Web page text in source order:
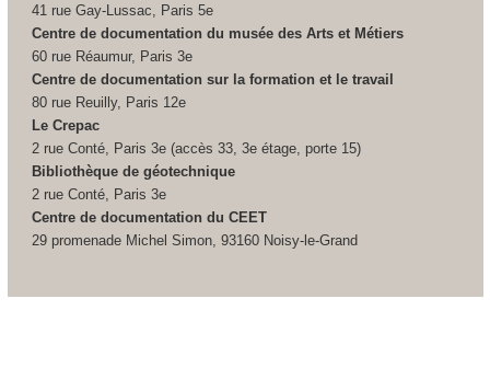
41 rue Gay-Lussac, Paris 5e
Centre de documentation du musée des Arts et Métiers
60 rue Réaumur, Paris 3e
Centre de documentation sur la formation et le travail
80 rue Reuilly, Paris 12e
Le Crepac
2 rue Conté, Paris 3e (accès 33, 3e étage, porte 15)
Bibliothèque de géotechnique
2 rue Conté, Paris 3e
Centre de documentation du CEET
29 promenade Michel Simon, 93160 Noisy-le-Grand